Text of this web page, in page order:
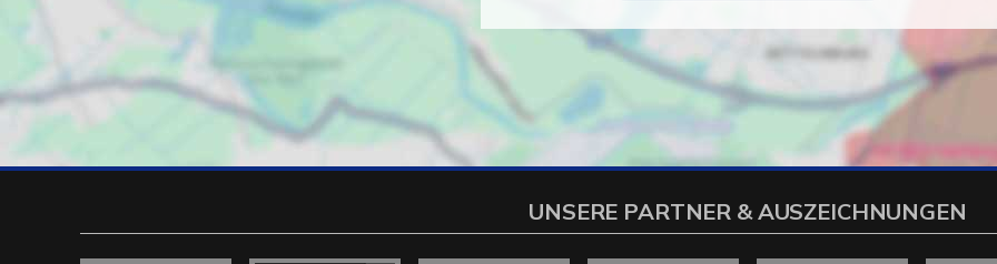
UNSERE PARTNER & AUSZEICHNUNGEN